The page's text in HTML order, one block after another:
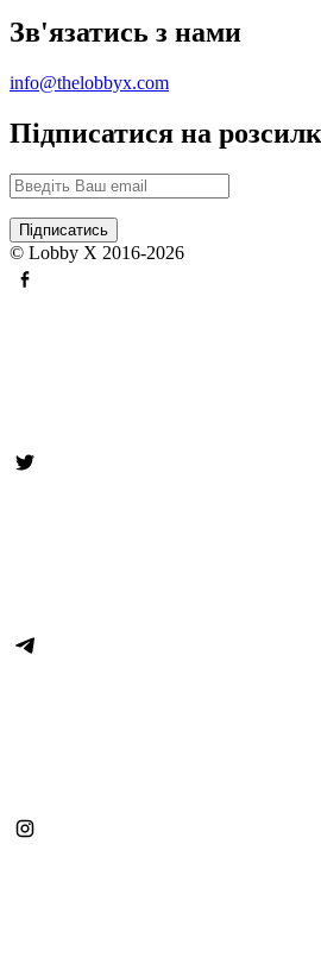
Зв'язатись з нами
info@thelobbyx.com
Підписатися на
© Lobby X 2016-2026